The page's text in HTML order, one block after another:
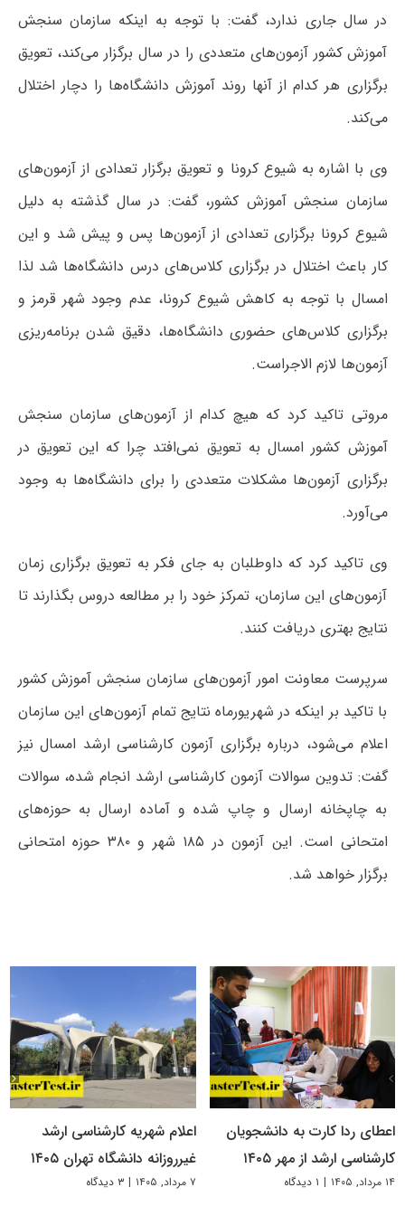
در سال جاری ندارد، گفت: با توجه به اینکه سازمان سنجش
آموزش کشور آزمون‌های متعددی را در سال برگزار می‌کند، تعویق
برگزاری هر کدام از آنها روند آموزش دانشگاه‌ها را دچار اختلال
می‌کند.
وی با اشاره به شیوع کرونا و تعویق برگزار تعدادی از آزمون‌های
سازمان سنجش آموزش کشور، گفت: در سال گذشته به دلیل
شیوع کرونا برگزاری تعدادی از آزمون‌ها پس و پیش شد و این
کار باعث اختلال در برگزاری کلاس‌های درس دانشگاه‌ها شد لذا
امسال با توجه به کاهش شیوع کرونا، عدم وجود شهر قرمز و
برگزاری کلاس‌های حضوری دانشگاه‌ها، دقیق شدن برنامه‌ریزی
آزمون‌ها لازم الاجراست.
مروتی تاکید کرد که هیچ کدام از آزمون‌های سازمان سنجش
آموزش کشور امسال به تعویق نمی‌افتد چرا که این تعویق در
برگزاری آزمون‌ها مشکلات متعددی را برای دانشگاه‌ها به وجود
می‌آورد.
وی تاکید کرد که داوطلبان به جای فکر به تعویق برگزاری زمان
آزمون‌‌های این سازمان، تمرکز خود را بر مطالعه دروس بگذارند تا
نتایج بهتری دریافت کنند.
سرپرست معاونت امور آزمون‌های سازمان سنجش آموزش کشور
با تاکید بر اینکه در شهریورماه نتایج تمام آزمون‌های این سازمان
اعلام می‌شود، درباره برگزاری آزمون کارشناسی ارشد امسال نیز
گفت: تدوین سوالات آزمون کارشناسی ارشد انجام شده، سوالات
به چاپخانه ارسال و چاپ شده و آماده ارسال به حوزه‌های
امتحانی است. این آزمون در ۱۸۵ شهر و ۳۸۰ حوزه امتحانی
برگزار خواهد شد.
اعطای ردا کارت به دانشجویان
کارشناسی ارشد از مهر ۱۴۰۵
۱۴ مرداد, ۱۴۰۵ | ۱ دیدگاه
اعلام شهریه کارشناسی ارشد
غیرروزانه دانشگاه تهران ۱۴۰۵
۷ مرداد, ۱۴۰۵ | ۳ دیدگاه